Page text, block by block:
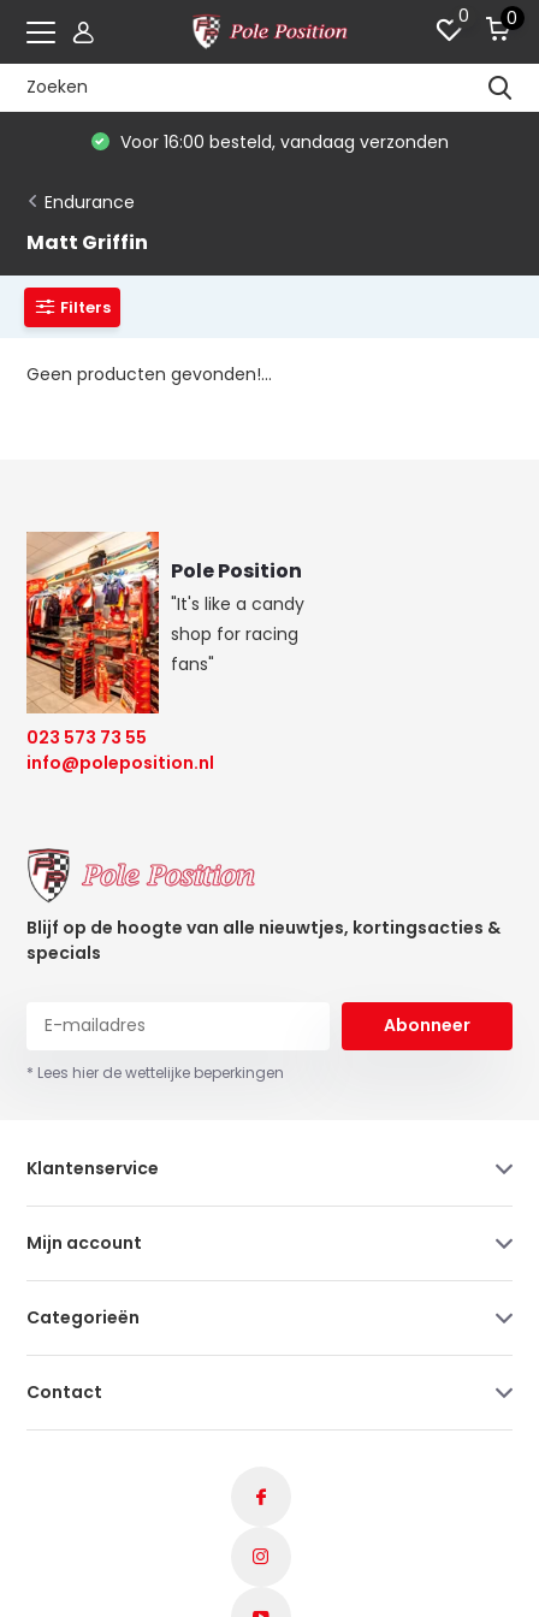
0 0
Voor 16:00 besteld, vandaag verzonden
Endurance
Matt Griffin
Filters
Geen producten gevonden!...
Pole Position
"It's like a candy
shop for racing
fans"
023 573 73 55
info@poleposition.nl
Blijf op de hoogte van alle nieuwtjes, kortingsacties &
specials
Abonneer
* Lees hier de wettelijke beperkingen
Klantenservice
Mijn account
Categorieën
Contact